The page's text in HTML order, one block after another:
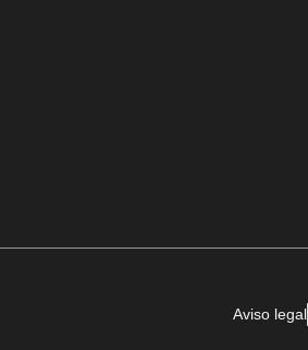
Aviso legal